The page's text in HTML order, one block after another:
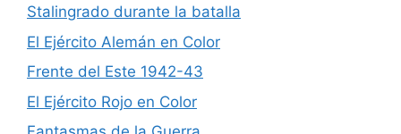
Stalingrado durante la batalla
El Ejército Alemán en Color
Frente del Este 1942-43
El Ejército Rojo en Color